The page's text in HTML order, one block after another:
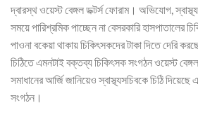
দ্বারস্থ ওয়েস্ট বেঙ্গল ডক্টর্স ফোরাম। অভিযোগ,
সময়ে পারিশ্রমিক পাচ্ছেন না বেসরকারি হাসপাতালের
পাওনা বকেয়া থাকায় চিকিৎসকদের টাকা দিতে দেরি
চিঠিতে এমনটাই বক্তব্য চিকিৎসক সংগঠন ওয়েস্ট
সমাধানের আর্জি জানিয়েও স্বাস্থ্যসচিবকে চিঠি
সংগঠন।